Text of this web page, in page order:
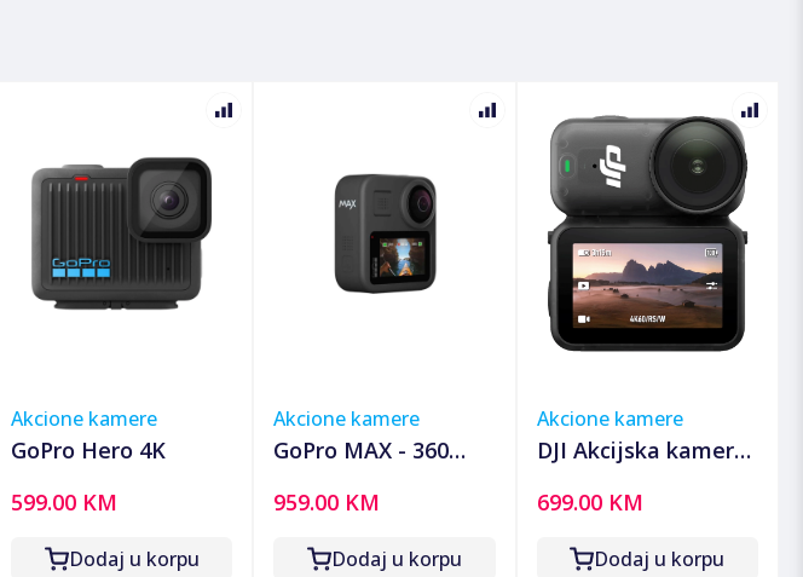
Akcione kamere
GoPro Hero 4K
599.00 KM
Dodaj u korpu
Akcione kamere
GoPro MAX - 360
959.00 KM
Dodaj u korpu
Akcione kamere
DJI Akcijska kamera,
128GB - Osmo Nano
Standard C 120GB
699.00 KM
Dodaj u korpu